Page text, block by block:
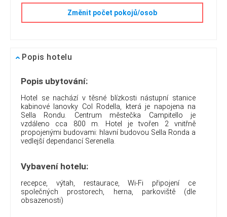
Změnit počet pokojů/osob
Popis hotelu
Popis ubytování:
Hotel se nachází v těsné blízkosti nástupní stanice
kabinové lanovky Col Rodella, která je napojena na
Sella Rondu. Centrum městečka Campitello je
vzdáleno cca 800 m. Hotel je tvořen 2 vnitřně
propojenými budovami: hlavní budovou Sella Ronda a
vedlejší dependancí Serenella.
Vybavení hotelu:
recepce, výtah, restaurace, Wi-Fi připojení ce
společných prostorech, herna, parkoviště (dle
obsazenosti)